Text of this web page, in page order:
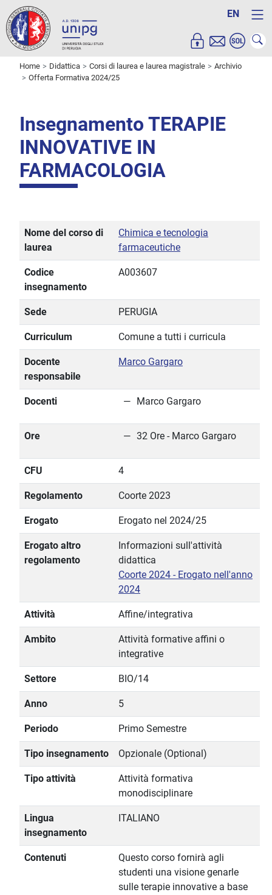
EN
Home Didattica Corsi di laurea e laurea magistrale
Archivio
Offerta Formativa 2024/25
Insegnamento TERAPIE
INNOVATIVE IN
FARMACOLOGIA
Nome del corso di
laurea
Chimica e tecnologia
farmaceutiche
Codice
insegnamento
A003607
Sede PERUGIA
Curriculum Comune a tutti i curricula
Docente
responsabile
Marco Gargaro
Docenti Marco Gargaro
Ore 32 Ore - Marco Gargaro
CFU 4
Regolamento Coorte 2023
Erogato Erogato nel 2024/25
Erogato altro
regolamento
Informazioni sull'attività
didattica
Coorte 2024 - Erogato nell'anno
2024
Attività Affine/integrativa
Ambito
Attività formative affini o
integrative
Settore BIO/14
Anno 5
Periodo Primo Semestre
Tipo insegnamento Opzionale (Optional)
Tipo attività
Attività formativa
monodisciplinare
Lingua
insegnamento
ITALIANO
Contenuti
Questo corso fornirà agli
studenti una visione genarle
sulle terapie innovative a base